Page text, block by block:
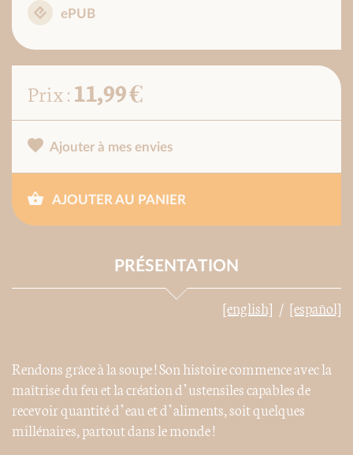
ePUB
Prix :11,99 €
Ajouter à mes envies
AJOUTER AU PANIER
PRÉSENTATION
[english] [español]
Rendons grâce à la soupe ! Son histoire commence avec la
maîtrise du feu et la création d’ustensiles capables de
recevoir quantité d’eau et d’aliments, soit quelques
millénaires, partout dans le monde !